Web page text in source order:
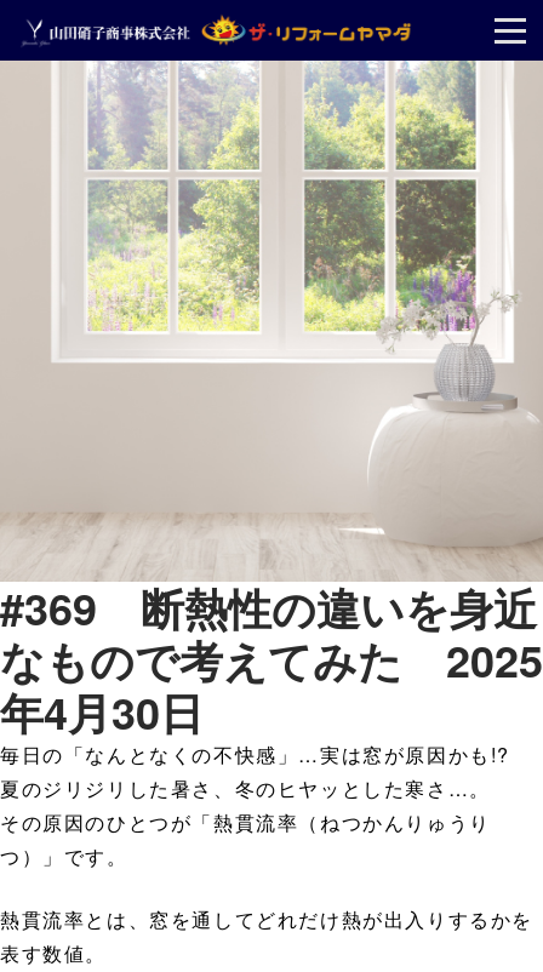
#369 断熱性の違いを身近
なもので考えてみた 2025
年4月30日
毎日の「なんとなくの不快感」…実は窓が原因かも!?
夏のジリジリした暑さ、冬のヒヤッとした寒さ…。
その原因のひとつが「熱貫流率（ねつかんりゅうり
つ）」です。
熱貫流率とは、窓を通してどれだけ熱が出入りするかを
表す数値。